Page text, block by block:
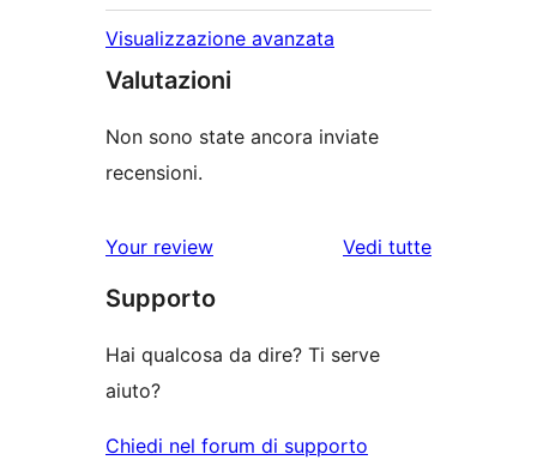
Visualizzazione avanzata
Valutazioni
Non sono state ancora inviate
recensioni.
Your review Vedi tuttele
Supporto
Hai qualcosa da dire? Ti serve
aiuto?
Chiedi nel forum di supporto